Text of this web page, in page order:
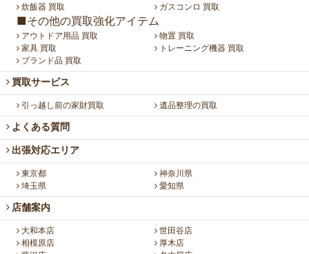
炊飯器 買取
ガスコンロ 買取
■その他の買取強化アイテム
アウトドア用品 買取
物置 買取
家具 買取
トレーニング機器 買取
ブランド品 買取
買取サービス
引っ越し前の家財買取 遺品整理の買取
よくある質問
出張対応エリア
東京都
神奈川県
埼玉県
愛知県
店舗案内
大和本店
世田谷店
相模原店
厚木店